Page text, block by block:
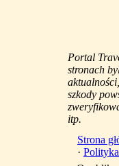
Portal
stronach
szkody
itp.
Strona
·